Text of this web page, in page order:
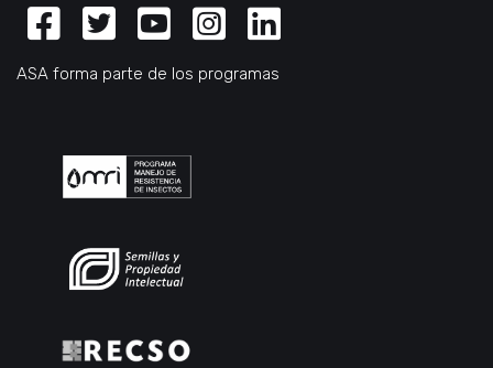
Facebook
TwitterYoutube
Instagram
Linkedin
ASA forma parte de los programas